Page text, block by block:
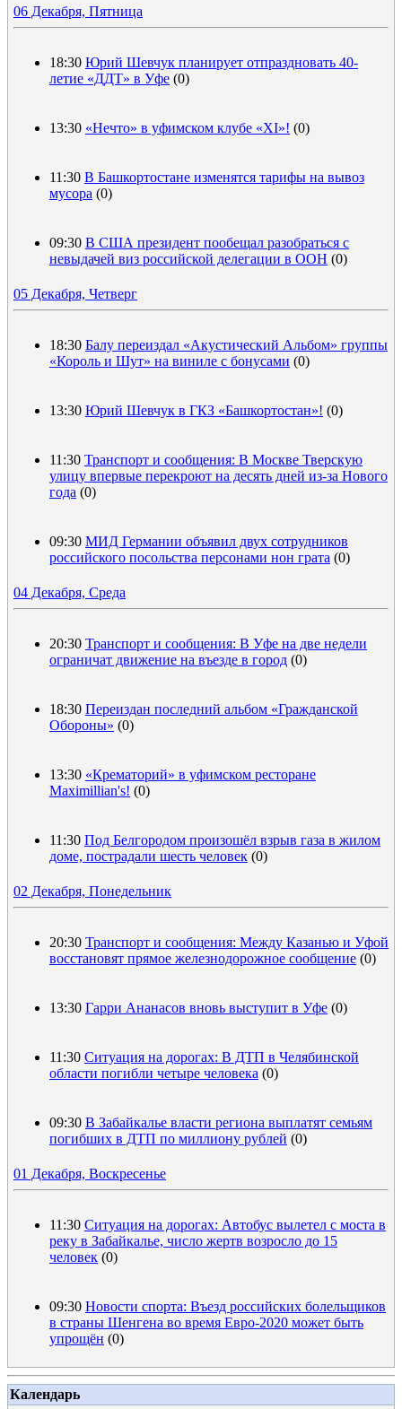
06 Декабря, Пятница
18:30 Юрий Шевчук планирует отпраздновать 40-
летие «ДДТ» в Уфе (0)
13:30 «Нечто» в уфимском клубе «XI»! (0)
11:30 В Башкортостане изменятся тарифы на вывоз
мусора (0)
09:30 В США президент пообещал разобраться с
невыдачей виз российской делегации в ООН (0)
05 Декабря, Четверг
18:30 Балу переиздал «Акустический Альбом» группы
«Король и Шут» на виниле с бонусами (0)
13:30 Юрий Шевчук в ГКЗ «Башкортостан»! (0)
11:30 Транспорт и сообщения: В Москве Тверскую
улицу впервые перекроют на десять дней из-за Нового
года (0)
09:30 МИД Германии объявил двух сотрудников
российского посольства персонами нон грата (0)
04 Декабря, Среда
20:30 Транспорт и сообщения: В Уфе на две недели
ограничат движение на въезде в город (0)
18:30 Переиздан последний альбом «Гражданской
Обороны» (0)
13:30 «Крематорий» в уфимском ресторане
Maximillian's! (0)
11:30 Под Белгородом произошёл взрыв газа в жилом
доме, пострадали шесть человек (0)
02 Декабря, Понедельник
20:30 Транспорт и сообщения: Между Казанью и Уфой
восстановят прямое железнодорожное сообщение (0)
13:30 Гарри Ананасов вновь выступит в Уфе (0)
11:30 Ситуация на дорогах: В ДТП в Челябинской
области погибли четыре человека (0)
09:30 В Забайкалье власти региона выплатят семьям
погибших в ДТП по миллиону рублей (0)
01 Декабря, Воскресенье
11:30 Ситуация на дорогах: Автобус вылетел с моста в
реку в Забайкалье, число жертв возросло до 15
человек (0)
09:30 Новости спорта: Въезд российских болельщиков
в страны Шенгена во время Евро-2020 может быть
упрощён (0)
Календарь